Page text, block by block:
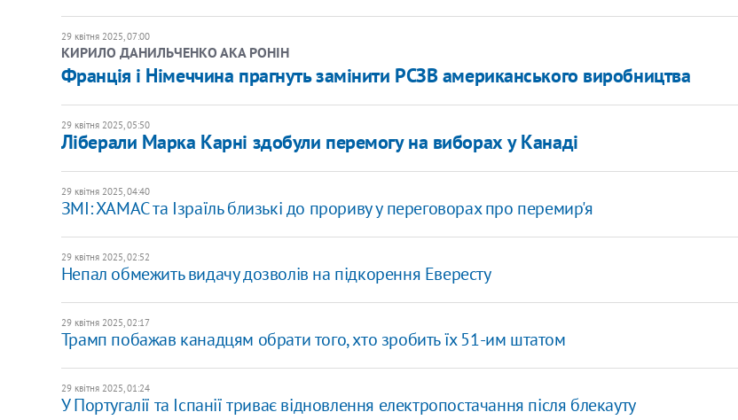
29 квітня 2025, 07:00
КИРИЛО ДАНИЛЬЧЕНКО АКА РОНІН
Франція і Німеччина прагнуть замінити РСЗВ американського виробництва
29 квітня 2025, 05:50
Ліберали Марка Карні здобули перемогу на виборах у Канаді
29 квітня 2025, 04:40
ЗМІ: ХАМАС та Ізраїль близькі до прориву у переговорах про перемир'я
29 квітня 2025, 02:52
Непал обмежить видачу дозволів на підкорення Евересту
29 квітня 2025, 02:17
Трамп побажав канадцям обрати того, хто зробить їх 51-им штатом
29 квітня 2025, 01:24
У Португалії та Іспанії триває відновлення електропостачання після блекауту